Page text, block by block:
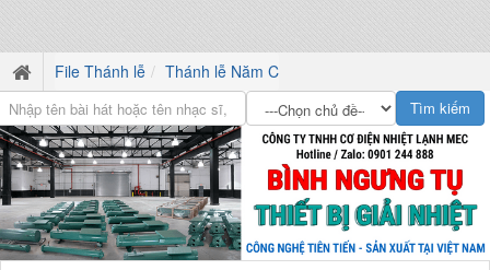
File Thánh lễ Thánh lễ Năm C